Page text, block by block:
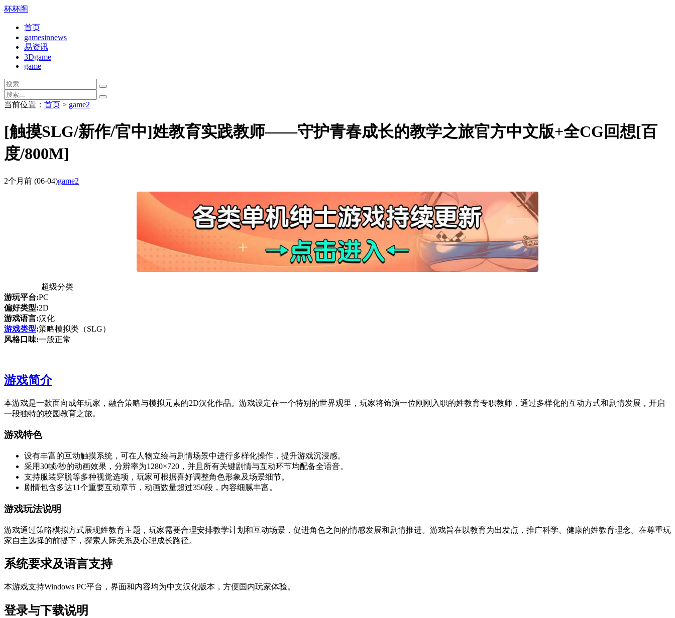
杯杯阁
首页
gamesinnews
易资讯
3Dgame
game
当前位置： 首页 > game2
[触摸SLG/新作/官中]姓教育实践教师——守护青春成长的教学之旅官方中文版+全CG回想[百
度/800M]
2个月前 (06-04)game2
超级分类
游玩平台:PC
偏好类型:2D
游戏语言:汉化
游戏类型:策略模拟类（SLG）
风格口味:一般正常
游戏简介
本游戏是一款面向成年玩家，融合策略与模拟元素的2D汉化作品。游戏设定在一个特别的世界观里，玩家将饰演一位刚刚入职的姓教育专职教师，通过多样化的互动方式和剧情发展，开启
一段独特的校园教育之旅。
游戏特色
设有丰富的互动触摸系统，可在人物立绘与剧情场景中进行多样化操作，提升游戏沉浸感。
采用30帧/秒的动画效果，分辨率为1280×720，并且所有关键剧情与互动环节均配备全语音。
支持服装穿脱等多种视觉选项，玩家可根据喜好调整角色形象及场景细节。
剧情包含多达11个重要互动章节，动画数量超过350段，内容细腻丰富。
游戏玩法说明
游戏通过策略模拟方式展现姓教育主题，玩家需要合理安排教学计划和互动场景，促进角色之间的情感发展和剧情推进。游戏旨在以教育为出发点，推广科学、健康的姓教育理念。在尊重玩
家自主选择的前提下，探索人际关系及心理成长路径。
系统要求及语言支持
本游戏支持Windows PC平台，界面和内容均为中文汉化版本，方便国内玩家体验。
登录与下载说明